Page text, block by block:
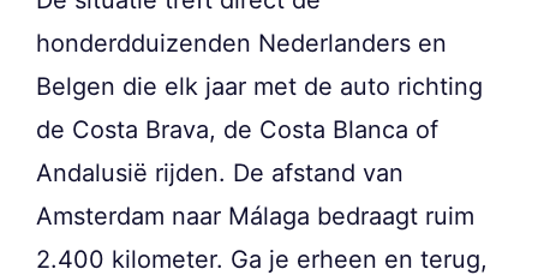
honderdduizenden Nederlanders en
Belgen die elk jaar met de auto richting
de Costa Brava, de Costa Blanca of
Andalusië rijden. De afstand van
Amsterdam naar Málaga bedraagt ruim
2.400 kilometer. Ga je erheen en terug,